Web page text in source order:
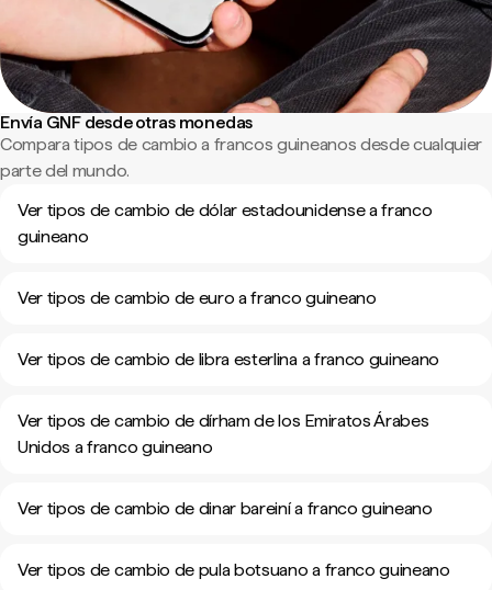
Envía GNF desde otras monedas
Compara tipos de cambio a francos guineanos desde cualquier
parte del mundo.
Ver tipos de cambio de dólar estadounidense a franco
guineano
Ver tipos de cambio de euro a franco guineano
Ver tipos de cambio de libra esterlina a franco guineano
Ver tipos de cambio de dírham de los Emiratos Árabes
Unidos a franco guineano
Ver tipos de cambio de dinar bareiní a franco guineano
Ver tipos de cambio de pula botsuano a franco guineano